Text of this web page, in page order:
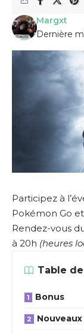
Dernière
Margxt
Participez à
Pokémon Go
Rendez-vous
à 20h (heures
Table
Bonus